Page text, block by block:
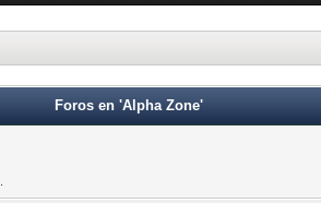
Foros en 'Alpha Zone'